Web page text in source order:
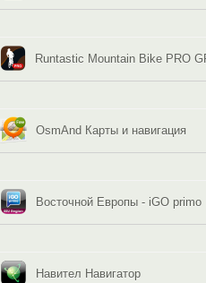
Runtastic Mountain Bike PRO
OsmAnd Карты и навигация
Восточной Европы - iGO primo
Навител Навигатор